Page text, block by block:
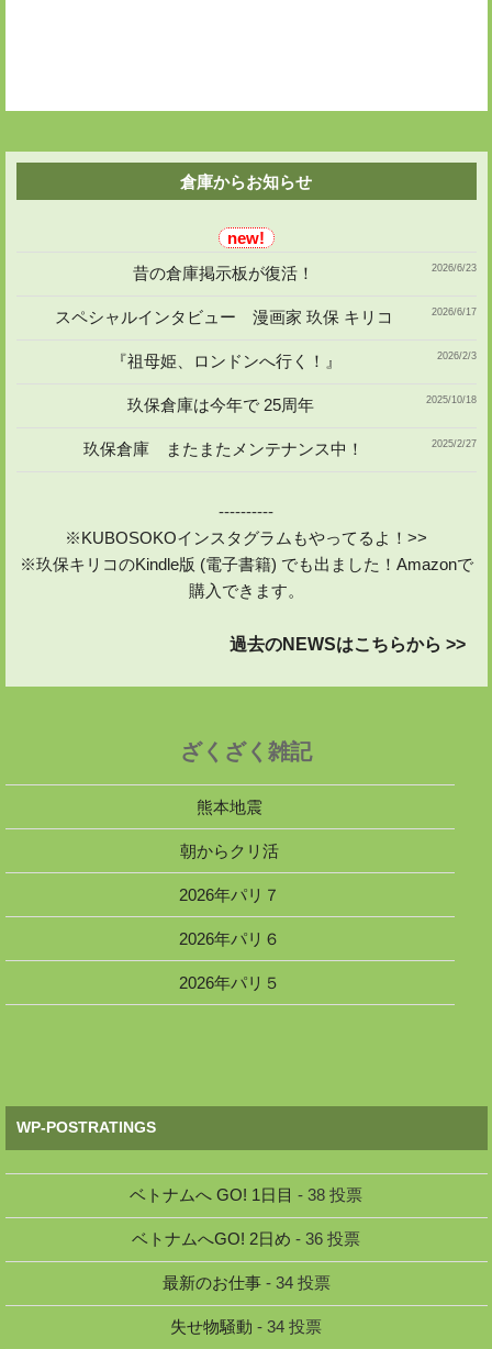
倉庫からお知らせ
昔の倉庫掲示板が復活！ 2026/6/23
スペシャルインタビュー 漫画家 玖保 キリコ 2026/6/17
『祖母姫、ロンドンへ行く！』 2026/2/3
玖保倉庫は今年で 25周年 2025/10/18
玖保倉庫 またまたメンテナンス中！ 2025/2/27
----------
※KUBOSOKOインスタグラムもやってるよ！>>
※玖保キリコのKindle版 (電子書籍) でも出ました！Amazonで
購入できます。
過去のNEWSはこちらから >>
ざくざく雑記
熊本地震
朝からクリ活
2026年パリ７
2026年パリ６
2026年パリ５
WP-POSTRATINGS
ベトナムへ GO! 1日目 - 38 投票
ベトナムへGO! 2日め - 36 投票
最新のお仕事- 34 投票
失せ物騒動 - 34 投票